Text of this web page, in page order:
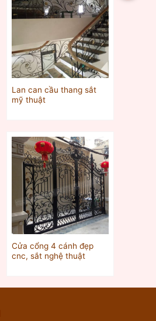
Lan can cầu thang sắt
mỹ thuật
Cửa cổng 4 cánh đẹp
cnc, sắt nghệ thuật